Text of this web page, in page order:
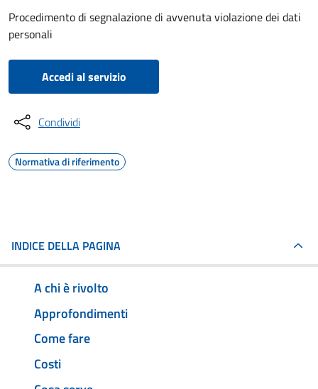
Procedimento di segnalazione di avvenuta violazione dei dati
personali
Accedi al servizio
Condividi
Normativa di riferimento
INDICE DELLA PAGINA
A chi è rivolto
Approfondimenti
Come fare
Costi